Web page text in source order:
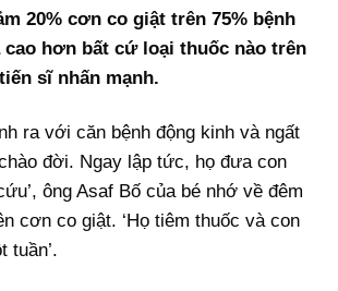
20% cơn co giật trên 75% bệnh
hơn bất cứ loại thuốc nào trên
sĩ nhấn mạnh.
ra với căn bệnh động kinh và ngất
đời. Ngay lập tức, họ đưa con
ông Asaf Bố của bé nhớ về đêm
cơn co giật. ‘Họ tiêm thuốc và con
tuần’.